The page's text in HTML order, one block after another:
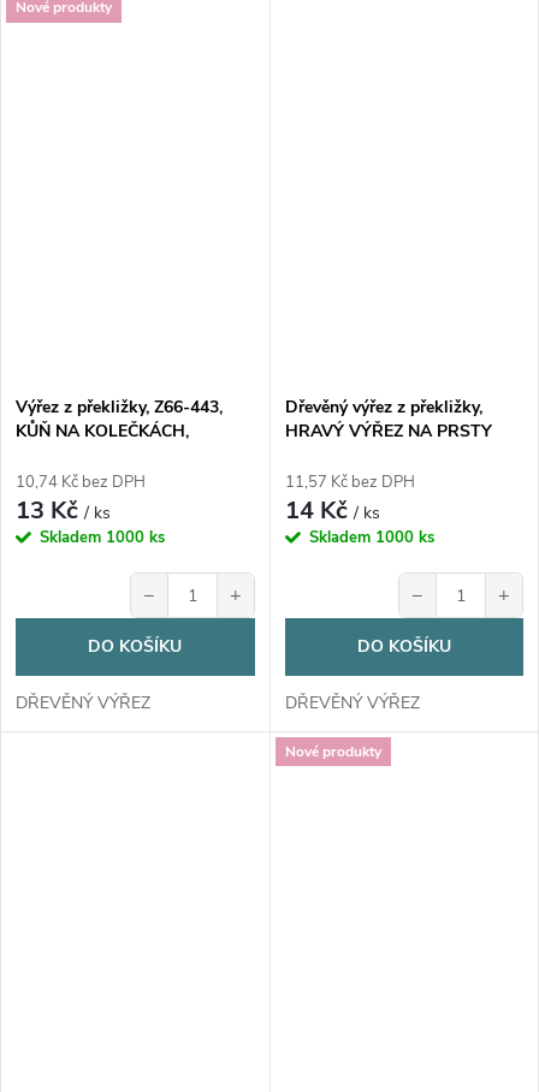
Nové produkty
Výřez z překližky, Z66-443,
KŮŇ NA KOLEČKÁCH,
10,74 Kč bez DPH
13 Kč/ ks
Skladem 1000 ks
− +
DO KOŠÍKU
DŘEVĚNÝ VÝŘEZ
Dřevěný výřez z překližky,
HRAVÝ VÝŘEZ NA PRSTY
11,57 Kč bez DPH
14 Kč/ ks
Skladem 1000 ks
− +
DO KOŠÍKU
DŘEVĚNÝ VÝŘEZ
Nové produkty